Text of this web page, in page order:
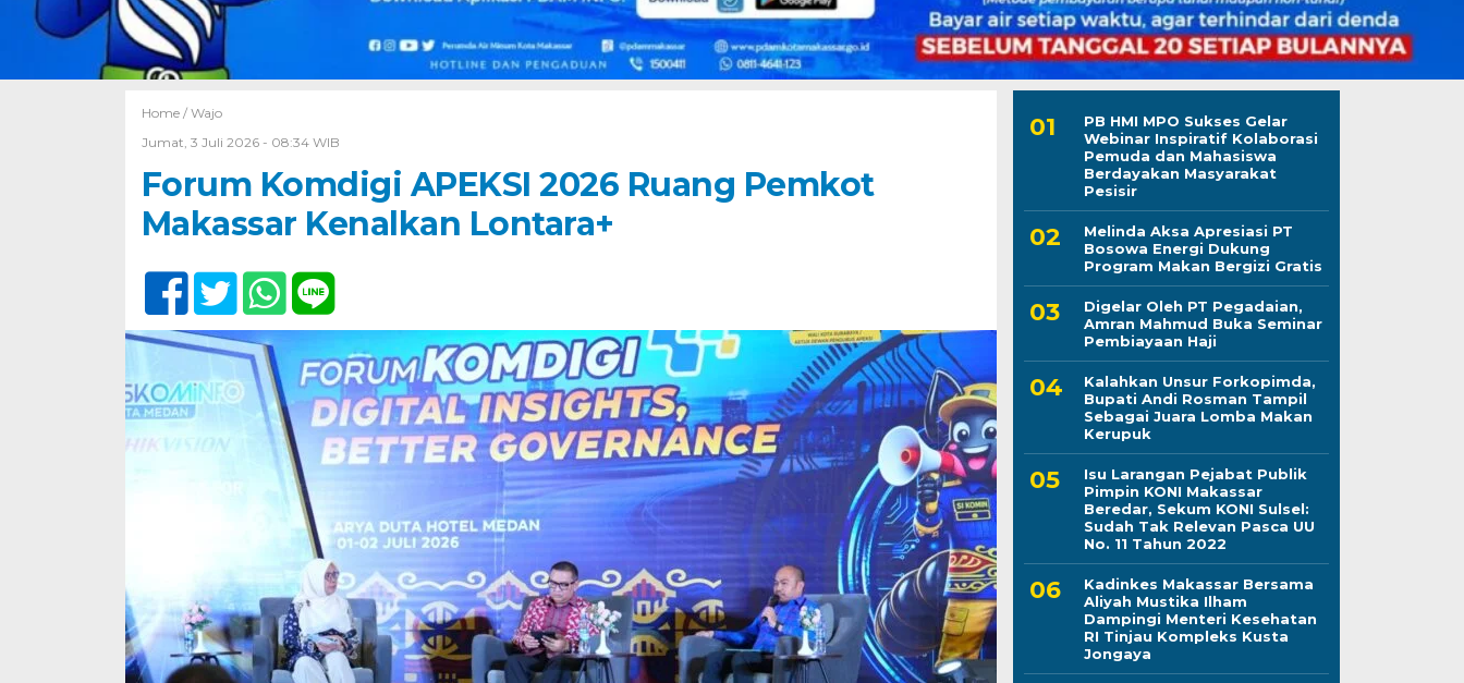
Home / Wajo
Jumat, 3 Juli 2026 - 08:34 WIB
Forum Komdigi APEKSI 2026 Ruang Pemkot
Makassar Kenalkan Lontara+
PB HMI MPO Sukses Gelar
Webinar Inspiratif Kolaborasi
Pemuda dan Mahasiswa
Berdayakan Masyarakat
Pesisir
Melinda Aksa Apresiasi PT
Bosowa Energi Dukung
Program Makan Bergizi Gratis
Digelar Oleh PT Pegadaian,
Amran Mahmud Buka Seminar
Pembiayaan Haji
Kalahkan Unsur Forkopimda,
Bupati Andi Rosman Tampil
Sebagai Juara Lomba Makan
Kerupuk
Isu Larangan Pejabat Publik
Pimpin KONI Makassar
Beredar, Sekum KONI Sulsel:
Sudah Tak Relevan Pasca UU
No. 11 Tahun 2022
Kadinkes Makassar Bersama
Aliyah Mustika Ilham
Dampingi Menteri Kesehatan
RI Tinjau Kompleks Kusta
Jongaya